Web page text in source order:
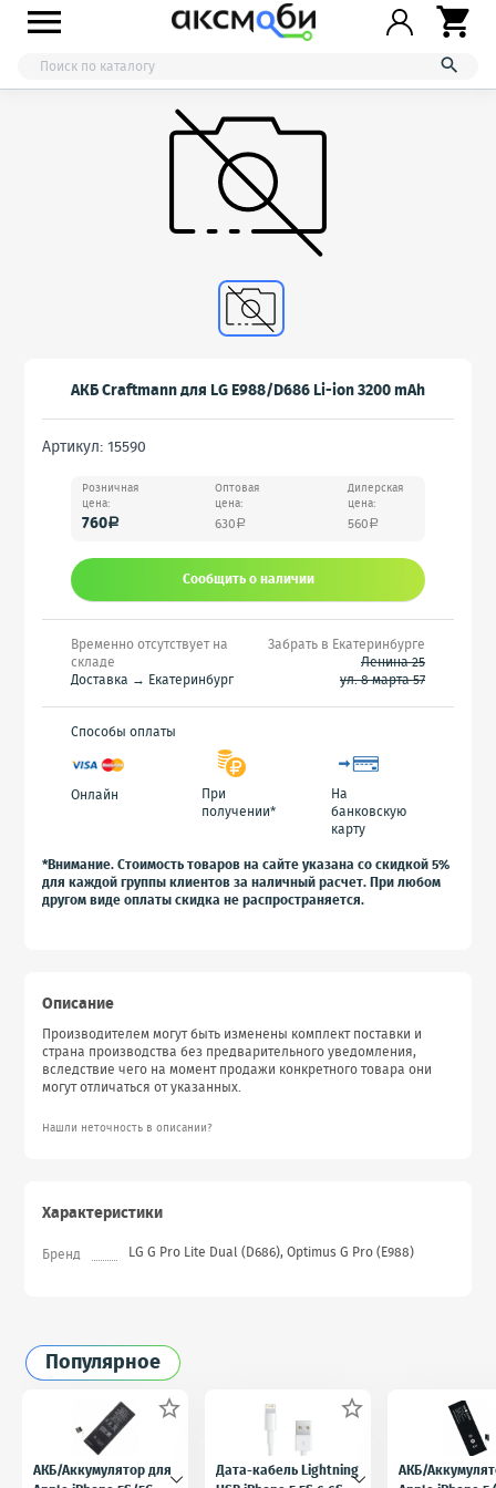



АКБ Craftmann для LG E988/D686 Li-ion 3200 mAh
Артикул: 15590
Розничная
цена:
760a
Оптовая
цена:
630 a
Дилерская
цена:
560 a
Сообщить o наличии
Временно отсутствует на
складе
Доставка → Екатеринбург
Забрать в Екатеринбурге
Ленина 25
ул. 8 марта 57
Способы оплаты
Онлайн
При
получении*
На
банковскую
карту
*Внимание. Стоимость товаров на сайте указана со скидкой 5%
для каждой группы клиентов за наличный расчет. При любом
другом виде оплаты скидка не распространяется.
Описание
Производителем могут быть изменены комплект поставки и
страна производства без предварительного уведомления,
вследствие чего на момент продажи конкретного товара они
могут отличаться от указанных.
Нашли неточность в описании?
Характеристики
Бренд LG G Pro Lite Dual (D686), Optimus G Pro (E988)
Популярное

АКБ/Аккумулятор для

Дата-кабель Lightning
АКБ/